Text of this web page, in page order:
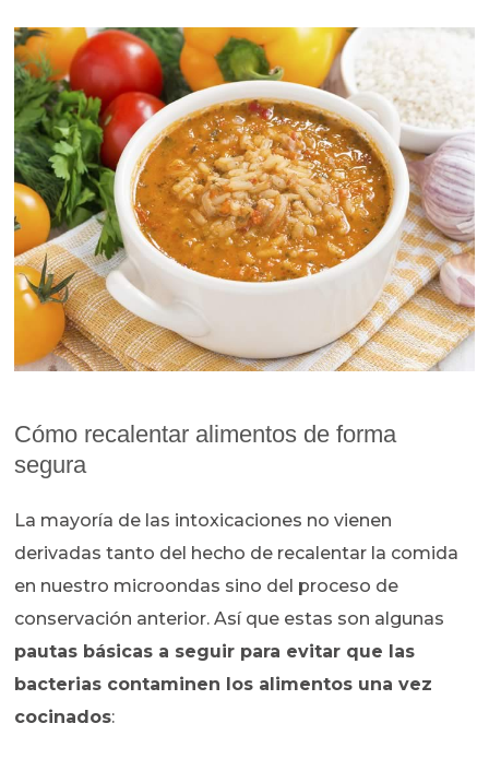
Cómo recalentar alimentos de forma
segura
La mayoría de las intoxicaciones no vienen
derivadas tanto del hecho de recalentar la comida
en nuestro microondas sino del proceso de
conservación anterior. Así que estas son algunas
pautas básicas a seguir para evitar que las
bacterias contaminen los alimentos una vez
cocinados: